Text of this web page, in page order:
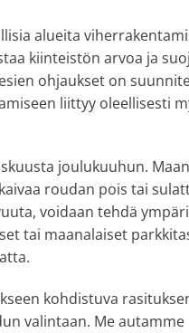
alueita
kiinteistön arvoa ja
ohjaukset on
liittyy oleellisesti
joulukuuhun. Maan
roudan pois tai
voidaan tehdä ympäri
tai maanalaiset
kohdistuva
valintaan. Me autamme